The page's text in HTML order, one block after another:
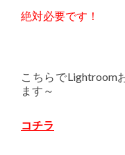
絶対必要です！
こちらでLightroom
ます～
コチラ